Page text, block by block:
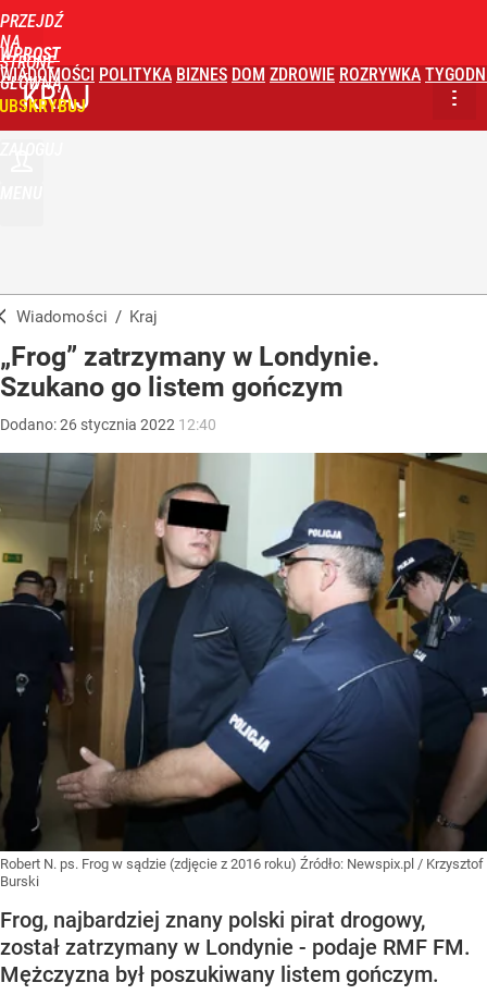
PRZEJDŹ
NA
STRONĘ
GŁÓWNĄ
WPROST
WIADOMOŚCI POLITYKA BIZNES DOM ZDROWIE ROZRYWKA
KRAJ
Wiadomości / Kraj
„Frog” zatrzymany w Londynie.
Szukano go listem gończym
Dodano:26 stycznia 2022 12:40
Robert N. ps. Frog w sądzie (zdjęcie z 2016 roku) Źródło: Newspix.pl / Krzysztof
Burski
Frog, najbardziej znany polski pirat drogowy,
został zatrzymany w Londynie - podaje RMF FM.
Mężczyzna był poszukiwany listem gończym.